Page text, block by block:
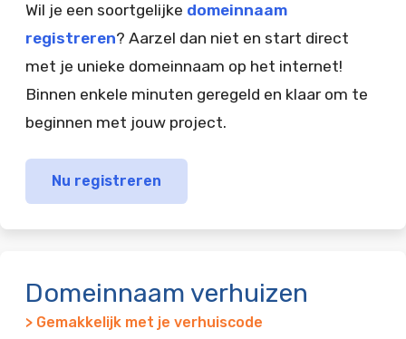
Wil je een soortgelijke domeinnaam
registreren? Aarzel dan niet en start direct
met je unieke domeinnaam op het internet!
Binnen enkele minuten geregeld en klaar om te
beginnen met jouw project.
Nu registreren
Domeinnaam verhuizen
> Gemakkelijk met je verhuiscode